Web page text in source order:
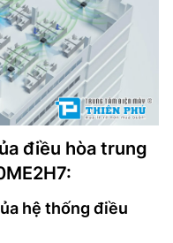
điều hòa trung
hệ thống điều